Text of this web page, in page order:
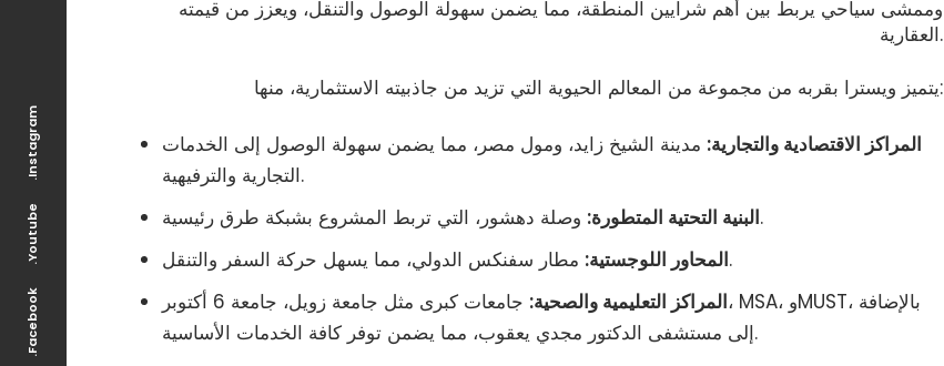
.Facebook
.Youtube
.Instagram
وممشى سياحي يربط بين أهم شرايين المنطقة، مما يضمن سهولة الوصول والتنقل، ويعزز من قيمته
العقارية.
يتميز ويسترا بقربه من مجموعة من المعالم الحيوية التي تزيد من جاذبيته الاستثمارية، منها:
المراكز الاقتصادية والتجارية: مدينة الشيخ زايد، ومول مصر، مما يضمن سهولة الوصول إلى الخدمات
التجارية والترفيهية.
البنية التحتية المتطورة:وصلة دهشور، التي تربط المشروع بشبكة طرق رئيسية.
المحاور اللوجستية:مطار سفنكس الدولي، مما يسهل حركة السفر والتنقل.
المراكز التعليمية والصحية:
جامعات كبرى مثل جامعة زويل، جامعة 6 أكتوبر، MSA، وMUST، بالإضافة
إلى مستشفى الدكتور مجدي يعقوب، مما يضمن توفر كافة الخدمات الأساسية.